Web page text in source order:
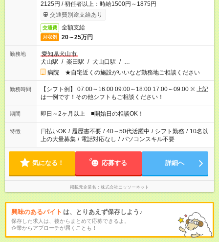
2125円 / 初任者以上：時給1500円～1875円
交通費別途支給あり
交通費 全額支給
月収例 20～25万円
勤務地
愛知県犬山市
犬山駅 / 楽田駅 / 犬山口駅 / …
病院 ★自宅近くの施設がいいなど勤務地ご相談ください
勤務時間
【シフト例】 07:00～16:00 09:00～18:00 17:00～09:00 ※ 上記
は一例です！その他シフトもご相談ください！
期間 即日～2ヶ月以上 ■開始日の相談OK！
特徴 日払いOK / 履歴書不要 / 40～50代活躍中 / シフト勤務 / 10名以
上の大量募集 / 電話対応なし / パソコンスキル不要
気になる！ 応募する 詳細へ
掲載元企業名 株式会社ニッソーネット
興味のあるバイト は、とりあえず保存しよう♪
保存した求人は、後からまとめて応募できるよ。
企業からアプローチが届くことも！